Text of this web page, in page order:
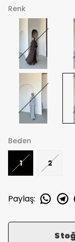
Renk
Beden
1 2
Paylaş: